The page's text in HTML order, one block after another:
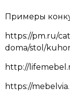
Примеры
https://pm.ru/
doma/stol/
http://
https://